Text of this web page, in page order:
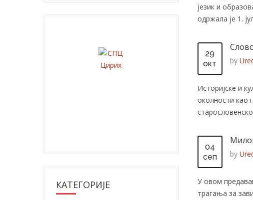
језик и
одржала је 1.
29
окт
by
Историјске и
околности као
04
сеп
by
У овом
трагања за
КАТЕГОРИЈЕ